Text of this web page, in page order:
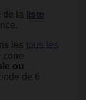
de la
liste
les tous les
zone
ou
de 6